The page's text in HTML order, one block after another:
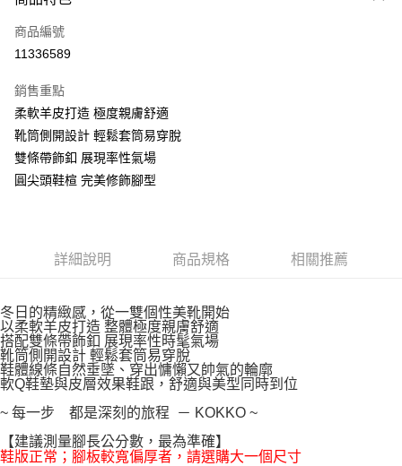
信用卡一次付款
LINE Pay
街口支付
悠遊付
AFTEE先享後付
便利好安心！
１．簡單：不需註冊會員、不需綁卡、不需儲值。
【「AFTEE先享後付」結帳流程】
１．於結帳方式選擇「AFTEE先享後付」後，將跳轉至「AFTEE先享後付」
結帳頁面，進行簡訊認證並確認金額後，即可完成結帳。
２．訂單成立數日內，您將收到繳費通知簡訊。
３．收到繳費通知簡訊後14天內，點擊此簡訊中的連結，可透過四大超商／
ATM／網路銀行／等多元方式進行付款，方視為交易完成。
購買商品的店家。未經商家同意取消之訂單仍視為有效，需透過AFTEE先享
後付繳納相關費用。
宅配通
每筆NT$100，滿NT$999(含以上)免運費
商品編號
11336589
銷售重點
柔軟羊皮打造 極度親膚舒適
靴筒側開設計 輕鬆套筒易穿脫
雙條帶飾釦 展現率性氣場
圓尖頭鞋楦 完美修飾腳型
詳細說明 商品規格 相關推薦
冬日的精緻感，從一雙個性美靴開始
以柔軟羊皮打造 整體極度親膚舒適
搭配雙條帶飾釦 展現率性時髦氣場
靴筒側開設計 輕鬆套筒易穿脫
鞋體線條自然垂墜、穿出慵懶又帥氣的輪廓
軟Q鞋墊與皮層效果鞋跟，舒適與美型同時到位
~ 每一步 都是深刻的旅程 － KOKKO ~
【建議測量腳長公分數，最為準確】
鞋版正常；腳板較寬偏厚者，請選購大一個尺寸